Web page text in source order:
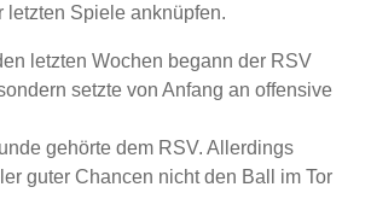
letzten Spiele anknüpfen.
letzten Wochen begann der RSV
setzte von Anfang an offensive
gehörte dem RSV. Allerdings
guter Chancen nicht den Ball im Tor